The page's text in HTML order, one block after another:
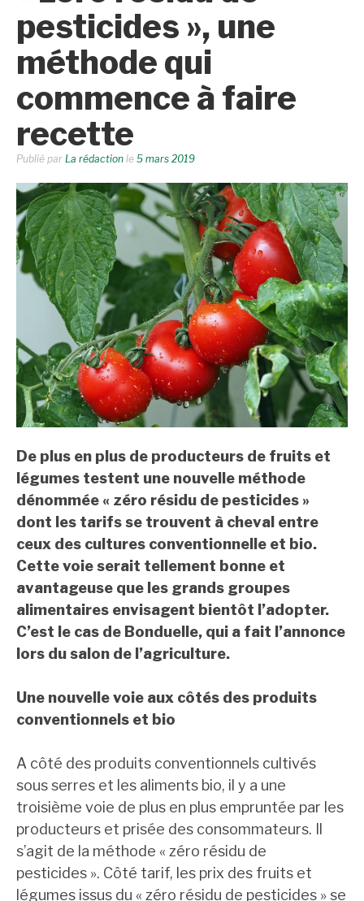
pesticides », une
méthode qui
commence à faire
recette
Publié par La rédaction le 5 mars 2019
De plus en plus de producteurs de fruits et
légumes testent une nouvelle méthode
dénommée « zéro résidu de pesticides »
dont les tarifs se trouvent à cheval entre
ceux des cultures conventionnelle et bio.
Cette voie serait tellement bonne et
avantageuse que les grands groupes
alimentaires envisagent bientôt l’adopter.
C’est le cas de Bonduelle, qui a fait l’annonce
lors du salon de l’agriculture.
Une nouvelle voie aux côtés des produits
conventionnels et bio
A côté des produits conventionnels cultivés
sous serres et les aliments bio, il y a une
troisième voie de plus en plus empruntée par les
producteurs et prisée des consommateurs. Il
s’agit de la méthode « zéro résidu de
pesticides ». Côté tarif, les prix des fruits et
légumes issus du « zéro résidu de pesticides » se